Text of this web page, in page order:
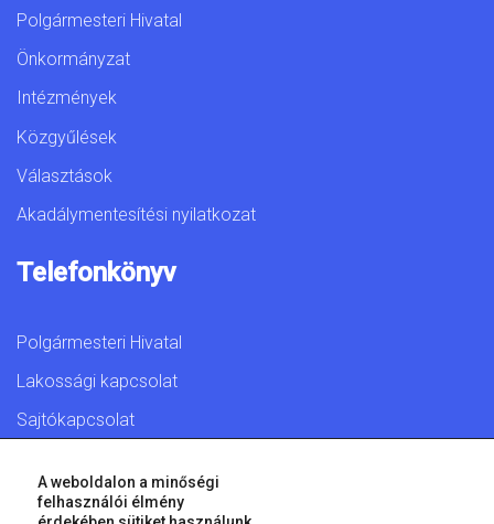
Polgármesteri Hivatal
Önkormányzat
Intézmények
Közgyűlések
Választások
Akadálymentesítési nyilatkozat
Telefonkönyv
Polgármesteri Hivatal
Lakossági kapcsolat
Sajtókapcsolat
A weboldalon a minőségi
felhasználói élmény